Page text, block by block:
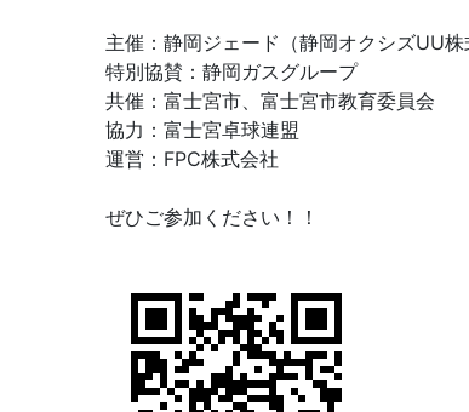
主催：静岡ジェード（静岡オクシズUU株
特別協賛：静岡ガスグループ
共催：富士宮市、富士宮市教育委員会
協力：富士宮卓球連盟
運営：FPC株式会社
ぜひご参加ください！！